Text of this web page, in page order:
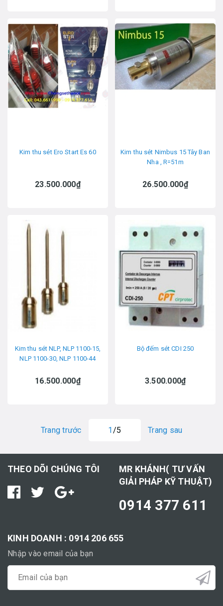
Kim thu sét Ero Start Es 60
23.500.000₫
Kim thu sét Nimbus 15 Tây Ban
Nha , R=51m
26.500.000₫
Kim thu sét NLP, NLP 1100-15,
NLP 1100-30, NLP 1100-44
16.500.000₫
Bộ đếm sét CDI 250
3.500.000₫
Trang trước 1 /5 Trang sau
THEO DÕI CHÚNG TÔI
MR KHÁNH( TƯ VẤN
GIẢI PHÁP KỸ THUẬT)
0914 377 611
KINH DOANH : 0914 206 655
Nhập vào email của bạn